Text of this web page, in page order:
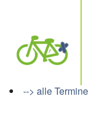
--> alle Termine